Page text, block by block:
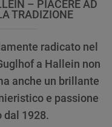
– PIACERE AD
TRADIZIONE
radicato nel
a Hallein non
anche un brillante
e passione
dal 1928.